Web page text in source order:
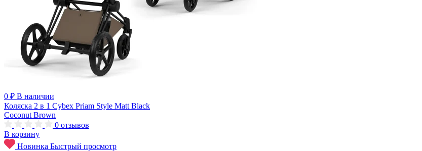
0 ₽ В наличии
Коляска 2 в 1 Cybex Priam Style Matt Black
Coconut Brown
0 отзывов
В корзину
Новинка Быстрый просмотр